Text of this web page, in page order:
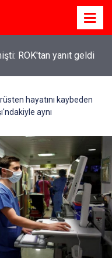
ROK'tan yanıt geldi
hayatını kaybeden
aynı